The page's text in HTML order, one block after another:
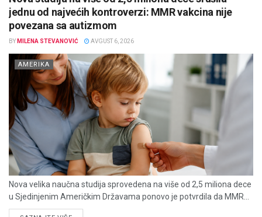
jednu od najvećih kontroverzi: MMR vakcina nije
povezana sa autizmom
BY MILENA STEVANOVIĆ AVGUST 6, 2026
AMERIKA
Nova velika naučna studija sprovedena na više od 2,5 miliona dece
u Sjedinjenim Američkim Državama ponovo je potvrdila da MMR...